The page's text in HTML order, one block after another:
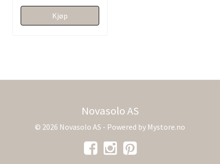
Kjøp
Novasolo AS
© 2026 Novasolo AS - Powered by Mystore.no